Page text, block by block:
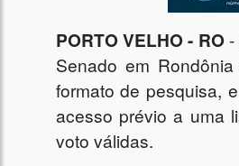
PORTO VELHO - RO
Senado em
formato de pesquisa,
acesso prévio a uma
voto válidas.